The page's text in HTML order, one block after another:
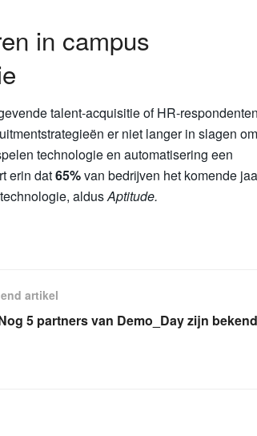
in campus
talent-acquisitie of HR-
er niet langer in slagen om
technologie en automatisering een
erin dat65%van bedrijven het komende
aldusAptitude.
artikel
5 partners van Demo_Day zijn bekend